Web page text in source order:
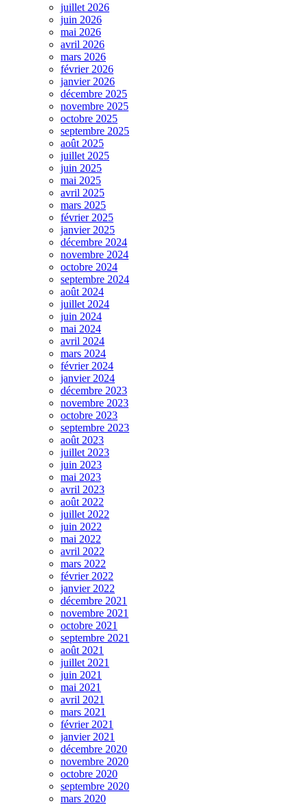
juillet 2026
juin 2026
mai 2026
avril 2026
mars 2026
février 2026
janvier 2026
décembre 2025
novembre 2025
octobre 2025
septembre 2025
août 2025
juillet 2025
juin 2025
mai 2025
avril 2025
mars 2025
février 2025
janvier 2025
décembre 2024
novembre 2024
octobre 2024
septembre 2024
août 2024
juillet 2024
juin 2024
mai 2024
avril 2024
mars 2024
février 2024
janvier 2024
décembre 2023
novembre 2023
octobre 2023
septembre 2023
août 2023
juillet 2023
juin 2023
mai 2023
avril 2023
août 2022
juillet 2022
juin 2022
mai 2022
avril 2022
mars 2022
février 2022
janvier 2022
décembre 2021
novembre 2021
octobre 2021
septembre 2021
août 2021
juillet 2021
juin 2021
mai 2021
avril 2021
mars 2021
février 2021
janvier 2021
décembre 2020
novembre 2020
octobre 2020
septembre 2020
mars 2020